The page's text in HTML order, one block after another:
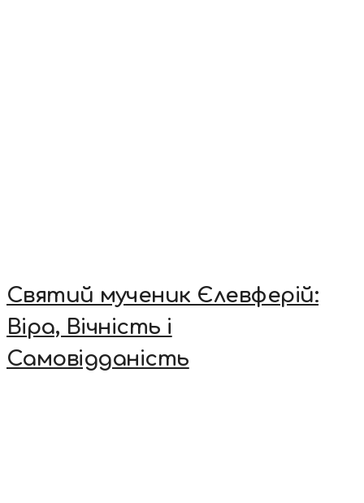
Святий мученик Єлевферій:
Віра, Вічність і
Самовідданість